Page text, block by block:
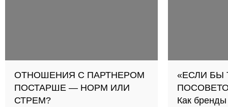
ОТНОШЕНИЯ С ПАРТНЕРОМ
ПОСТАРШЕ — НОРМ ИЛИ
СТРЕМ?
«ЕСЛИ БЫ
Как